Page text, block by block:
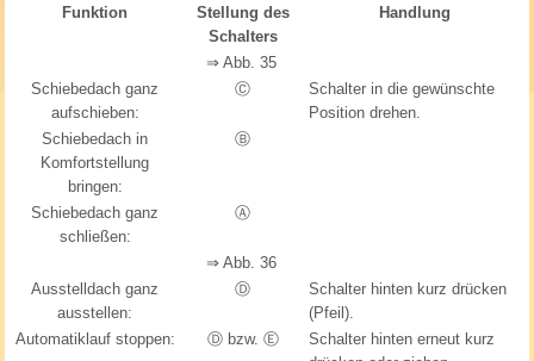
Funktion
Stellung des
Schalters
Handlung
⇒ Abb. 35
Schiebedach ganz
aufschieben:
Ⓒ
Schalter in die gewünschte
Position drehen.
Schiebedach in
Komfortstellung
bringen:
Ⓑ
Schiebedach ganz
schließen:
Ⓐ
⇒ Abb. 36
Ausstelldach ganz
ausstellen:
Ⓓ
Schalter hinten kurz drücken
(Pfeil).
Automatiklauf stoppen:
Ⓓ bzw. Ⓔ
Schalter hinten erneut kurz